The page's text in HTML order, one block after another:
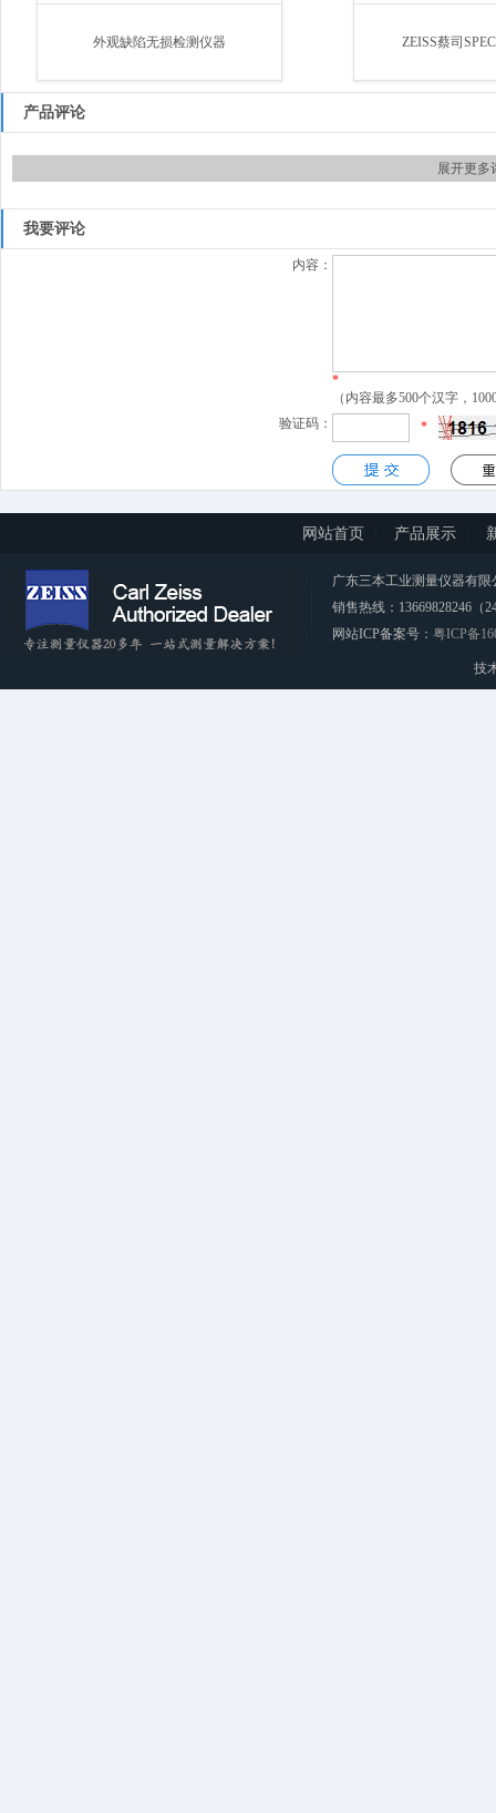
外观缺陷无损检测仪器 ZEISS蔡司
产品评论
展开更多
我要评论
内容：
*
（内容最多500个汉字，
验证码：
*
网站首页 产品展示
广东三本工业测量仪器有限
销售热线：13669828246（
网站ICP备案号： 粤ICP备
技